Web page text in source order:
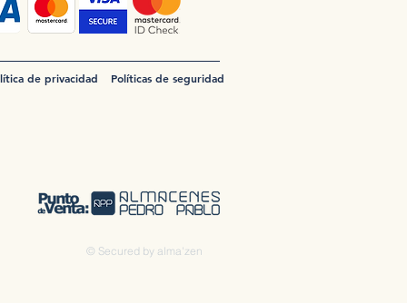
Políticas de seguridad
de privacidad
© Secured by alma'zen